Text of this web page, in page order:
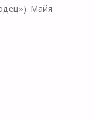
Майя